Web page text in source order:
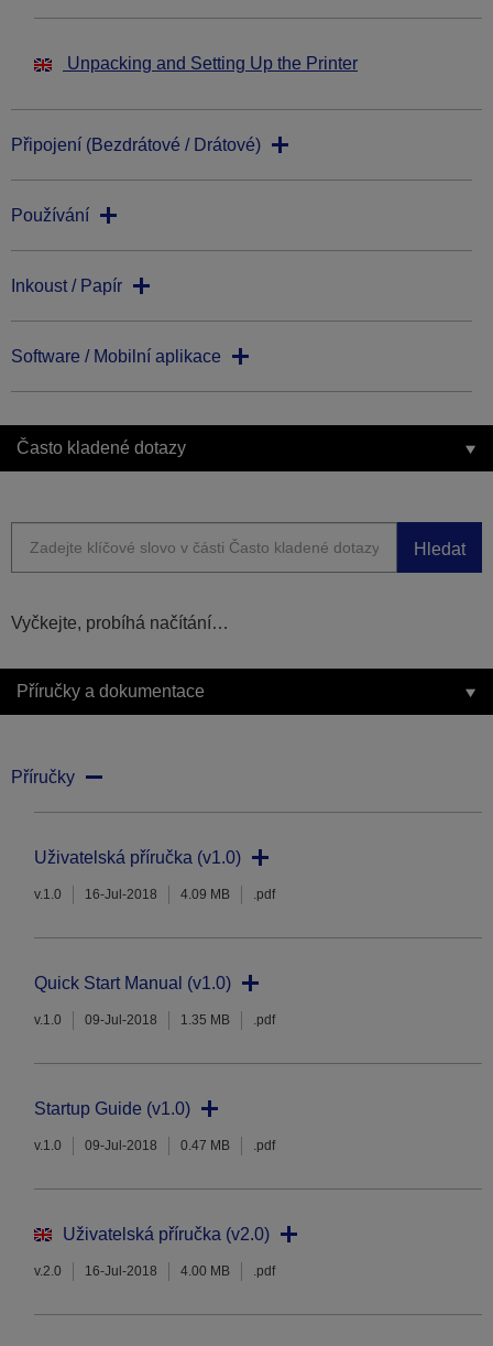
Unpacking and Setting Up the Printer
Připojení (Bezdrátové / Drátové)
Používání
Inkoust / Papír
Software / Mobilní aplikace
Často kladené dotazy
Hledat
Vyčkejte, probíhá načítání…
Příručky a dokumentace
Příručky
Uživatelská příručka (v1.0)
v.1.0 16-Jul-2018 4.09 MB .pdf
Quick Start Manual (v1.0)
v.1.0 09-Jul-2018 1.35 MB .pdf
Startup Guide (v1.0)
v.1.0 09-Jul-2018 0.47 MB .pdf
Uživatelská příručka (v2.0)
v.2.0 16-Jul-2018 4.00 MB .pdf